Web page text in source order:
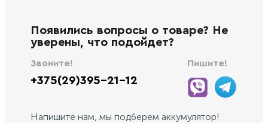
Появились вопросы о товаре? Не
уверены, что подойдет?
Звоните!
+375(29)395-21-12
Пишите!
Напишите нам, мы подберем аккумулятор!